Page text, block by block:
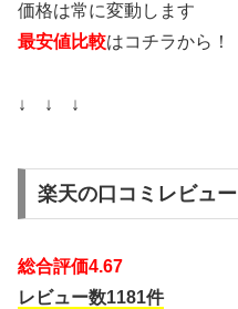
価格は常に変動します
最安値比較はコチラから！
↓ ↓ ↓
楽天の口コミレビュー
総合評価4.67
レビュー数1181件